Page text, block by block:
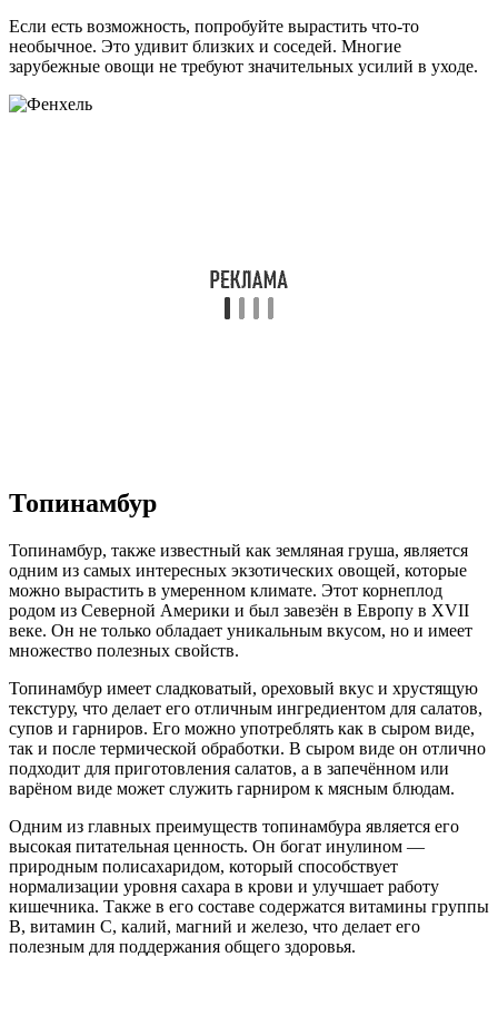
Если есть возможность, попробуйте вырастить что-то
необычное. Это удивит близких и соседей. Многие
зарубежные овощи не требуют значительных усилий в уходе.
Топинамбур
Топинамбур, также известный как земляная груша, является
одним из самых интересных экзотических овощей, которые
можно вырастить в умеренном климате. Этот корнеплод
родом из Северной Америки и был завезён в Европу в XVII
веке. Он не только обладает уникальным вкусом, но и имеет
множество полезных свойств.
Топинамбур имеет сладковатый, ореховый вкус и хрустящую
текстуру, что делает его отличным ингредиентом для салатов,
супов и гарниров. Его можно употреблять как в сыром виде,
так и после термической обработки. В сыром виде он отлично
подходит для приготовления салатов, а в запечённом или
варёном виде может служить гарниром к мясным блюдам.
Одним из главных преимуществ топинамбура является его
высокая питательная ценность. Он богат инулином —
природным полисахаридом, который способствует
нормализации уровня сахара в крови и улучшает работу
кишечника. Также в его составе содержатся витамины группы
B, витамин C, калий, магний и железо, что делает его
полезным для поддержания общего здоровья.